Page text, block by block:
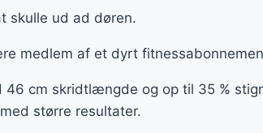
skulle ud ad døren.
medlem af et dyrt
46 cm skridtlængde og op til 35 %
større resultater.